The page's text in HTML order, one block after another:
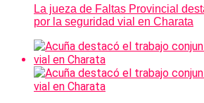
La jueza de Faltas Provincial
por la seguridad vial en Charata